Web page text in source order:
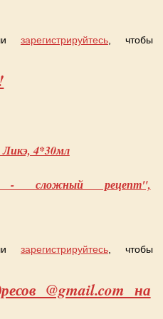
товара!
зарегистрируйтесь, чтобы
Ликэ, 4*30мл
- сложный рецепт",
зарегистрируйтесь, чтобы
@gmail.com на